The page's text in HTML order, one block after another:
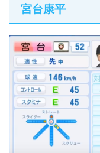
宮台康平